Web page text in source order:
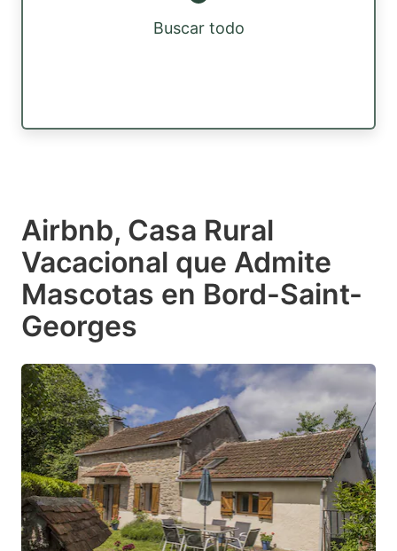
Buscar todo
Airbnb, Casa Rural
Vacacional que Admite
Mascotas en Bord-Saint-
Georges